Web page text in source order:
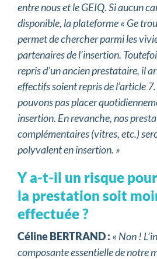
entre nous et le GEIQ. Si aucun
disponible, la plateforme « Ge
permet de chercher parmi les
partenaires de l’insertion.
repris d’un ancien prestataire, il
effectifs soient repris de l’article
pouvons pas placer
insertion. En revanche, nos
complémentaires (vitres, etc.)
polyvalent en insertion. »
Y a-t-il un risque
la prestation soit
effectuée ?
Céline BERTRAND : « Non !
composante essentielle de notre